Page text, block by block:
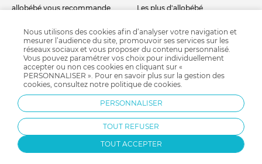
allobébé vous recommande
Nos labels
Nos licences
Besoin d'aide ?
FAQ
les plus d'allobébé
Infos conseils
Jeux concours
Valise de maternité
Parrainage
Paiement sécurisé
Charte qualité
Nous utilisons des cookies afin d’analyser votre navigation et
mesurer l’audience du site, promouvoir ses services sur les
réseaux sociaux et vous proposer du contenu personnalisé.
Vous pouvez paramétrer vos choix pour individuellement
accepter ou non ces cookies en cliquant sur «
PERSONNALISER ». Pour en savoir plus sur la gestion des
cookies, consultez notre politique de cookies.
PERSONNALISER
TOUT REFUSER
TOUT ACCEPTER